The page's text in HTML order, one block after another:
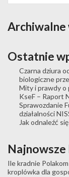
Archiwalne
Ostatnie
Czarna dziura
biologiczne
Mity i prawdy o
KseF – Raport
Sprawozdanie
działalności
Jak odnaleźć
Ile kradnie
kroplówka dla